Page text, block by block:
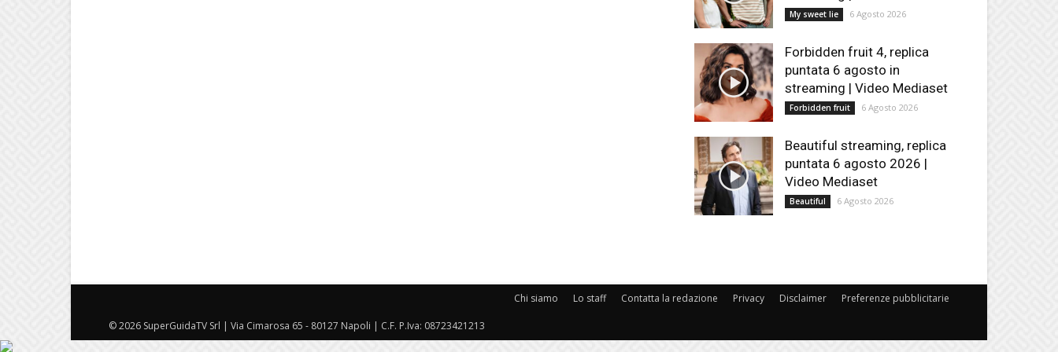
My sweet lie 6 Agosto 2026
Forbidden fruit 4, replica
puntata 6 agosto in
streaming | Video Mediaset
Forbidden fruit 6 Agosto 2026
Beautiful streaming, replica
puntata 6 agosto 2026 |
Video Mediaset
Beautiful 6 Agosto 2026
Chi siamo Lo staff Contatta la redazione Privacy Disclaimer Preferenze pubblicitarie
© 2026 SuperGuidaTV Srl | Via Cimarosa 65 - 80127 Napoli | C.F. P.Iva: 08723421213